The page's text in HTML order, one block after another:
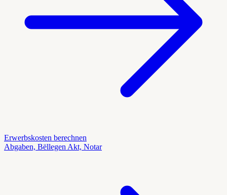
Erwerbskosten berechnen
Abgaben, Bëllegen Akt, Notar